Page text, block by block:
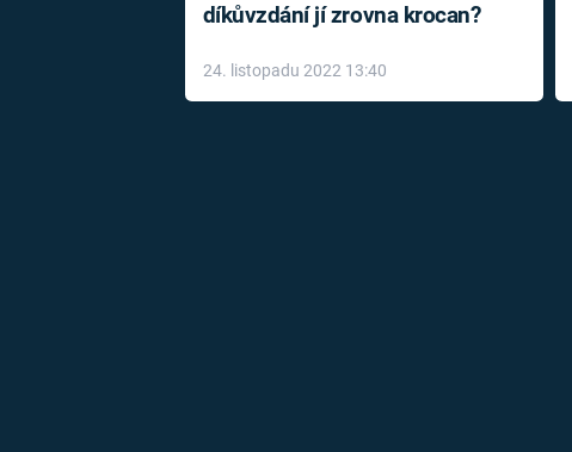
díkůvzdání jí zrovna krocan?
24. listopadu 2022 13:40